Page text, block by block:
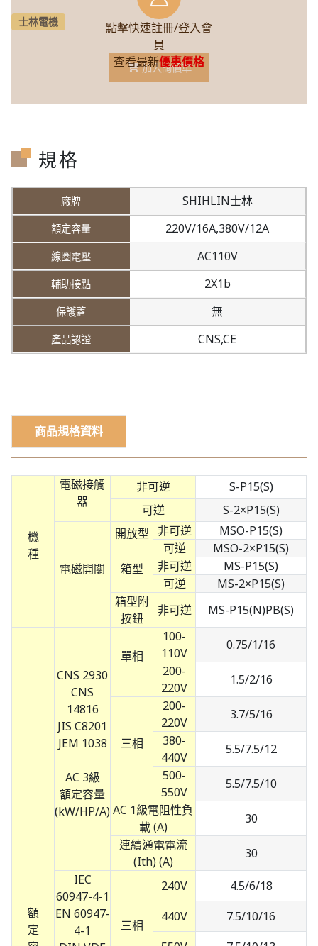
點擊快速註冊/登入會
員
查看最新優惠價格
士林電機
加入詢價車
規格
SHIHLIN士林
220V/16A,380V/12A
AC110V
2X1b
無
CNS,CE
商品規格資料
機
種
電磁接觸
器
非可逆
S-P15(S)
可逆
S-2×P15(S)
電磁開關
開放型 非可逆
MSO-P15(S)
可逆
MSO-2×P15(S)
箱型
非可逆
MS-P15(S)
可逆
MS-2×P15(S)
箱型附
按鈕
非可逆 MS-P15(N)PB(S)
額
定
CNS 2930
CNS
14816
JIS C8201
JEM 1038
AC 3級
額定容量
(kW/HP/A)
單相
100-
110V
0.75/1/16
200-
220V
1.5/2/16
三相
200-
220V
3.7/5/16
380-
440V
5.5/7.5/12
500-
550V
5.5/7.5/10
AC 1級電阻性負
載 (A)
30
連續通電電流
(Ith) (A)
30
IEC
60947-4-1
EN 60947-
4-1
三相
240V
4.5/6/18
440V
7.5/10/16